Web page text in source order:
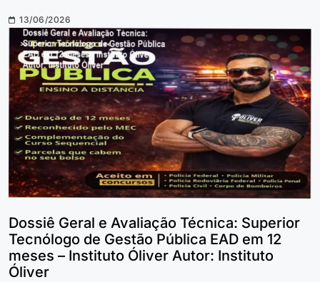
13/06/2026
Dossiê Geral e Avaliação Técnica: Superior
Tecnólogo de Gestão Pública EAD em 12
meses – Instituto Óliver Autor: Instituto
Óliver